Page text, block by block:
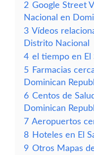
2 Google Street
Nacional en
3 Vídeos
Distrito Nacional
4 el tiempo en El
5 Farmacias
Dominican
6 Centos de
Dominican
7 Aeropuertos
8 Hoteles en El
9 Otros Mapas